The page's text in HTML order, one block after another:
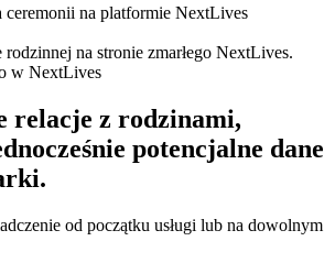
relacje z rodzinami,
potencjalne dane
od początku usługi lub na dowolnym